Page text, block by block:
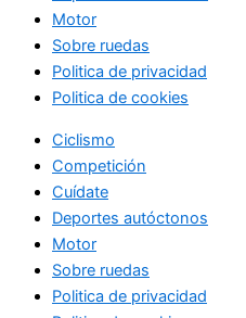
Motor
Sobre ruedas
Politica de privacidad
Politica de cookies
Ciclismo
Competición
Cuídate
Deportes autóctonos
Motor
Sobre ruedas
Politica de privacidad